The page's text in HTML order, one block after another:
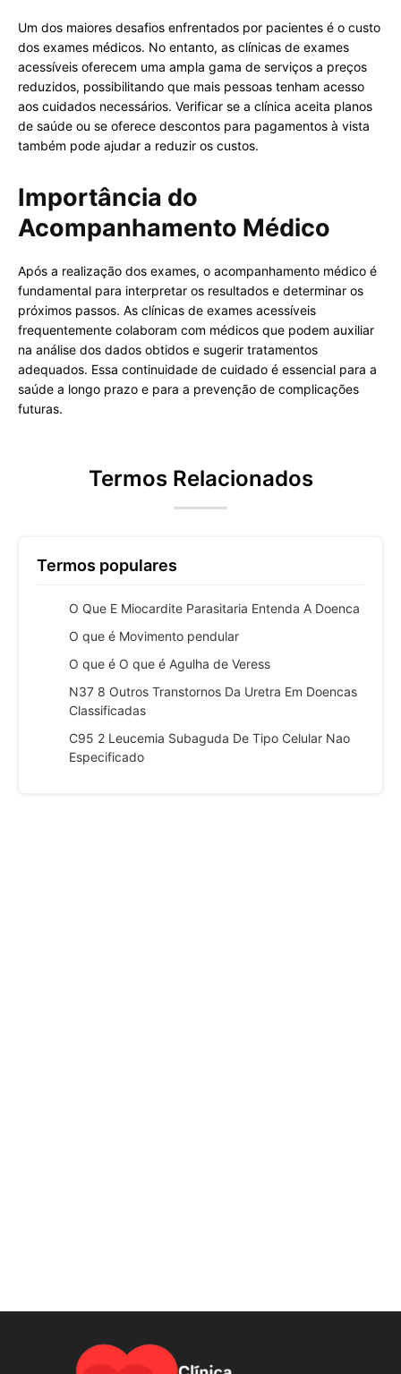
Um dos maiores desafios enfrentados por pacientes é o custo
dos exames médicos. No entanto, as clínicas de exames
acessíveis oferecem uma ampla gama de serviços a preços
reduzidos, possibilitando que mais pessoas tenham acesso
aos cuidados necessários. Verificar se a clínica aceita planos
de saúde ou se oferece descontos para pagamentos à vista
também pode ajudar a reduzir os custos.
Importância do
Acompanhamento Médico
Após a realização dos exames, o acompanhamento médico é
fundamental para interpretar os resultados e determinar os
próximos passos. As clínicas de exames acessíveis
frequentemente colaboram com médicos que podem auxiliar
na análise dos dados obtidos e sugerir tratamentos
adequados. Essa continuidade de cuidado é essencial para a
saúde a longo prazo e para a prevenção de complicações
futuras.
Termos Relacionados
Termos populares
O Que E Miocardite Parasitaria Entenda A Doenca
O que é Movimento pendular
O que é O que é Agulha de Veress
N37 8 Outros Transtornos Da Uretra Em Doencas
Classificadas
C95 2 Leucemia Subaguda De Tipo Celular Nao
Especificado